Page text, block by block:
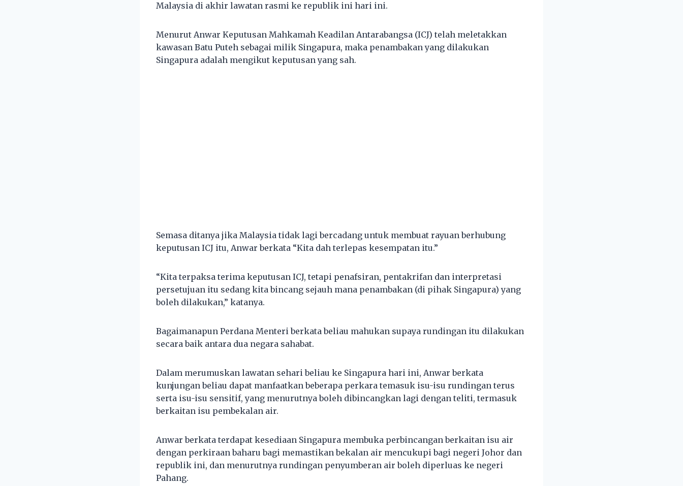
Malaysia di akhir lawatan rasmi ke republik ini hari ini.
Menurut Anwar Keputusan Mahkamah Keadilan Antarabangsa (ICJ) telah meletakkan
kawasan Batu Puteh sebagai milik Singapura, maka penambakan yang dilakukan
Singapura adalah mengikut keputusan yang sah.
Semasa ditanya jika Malaysia tidak lagi bercadang untuk membuat rayuan berhubung
keputusan ICJ itu, Anwar berkata “Kita dah terlepas kesempatan itu.”
“Kita terpaksa terima keputusan ICJ, tetapi penafsiran, pentakrifan dan interpretasi
persetujuan itu sedang kita bincang sejauh mana penambakan (di pihak Singapura) yang
boleh dilakukan,” katanya.
Bagaimanapun Perdana Menteri berkata beliau mahukan supaya rundingan itu dilakukan
secara baik antara dua negara sahabat.
Dalam merumuskan lawatan sehari beliau ke Singapura hari ini, Anwar berkata
kunjungan beliau dapat manfaatkan beberapa perkara temasuk isu-isu rundingan terus
serta isu-isu sensitif, yang menurutnya boleh dibincangkan lagi dengan teliti, termasuk
berkaitan isu pembekalan air.
Anwar berkata terdapat kesediaan Singapura membuka perbincangan berkaitan isu air
dengan perkiraan baharu bagi memastikan bekalan air mencukupi bagi negeri Johor dan
republik ini, dan menurutnya rundingan penyumberan air boleh diperluas ke negeri
Pahang.